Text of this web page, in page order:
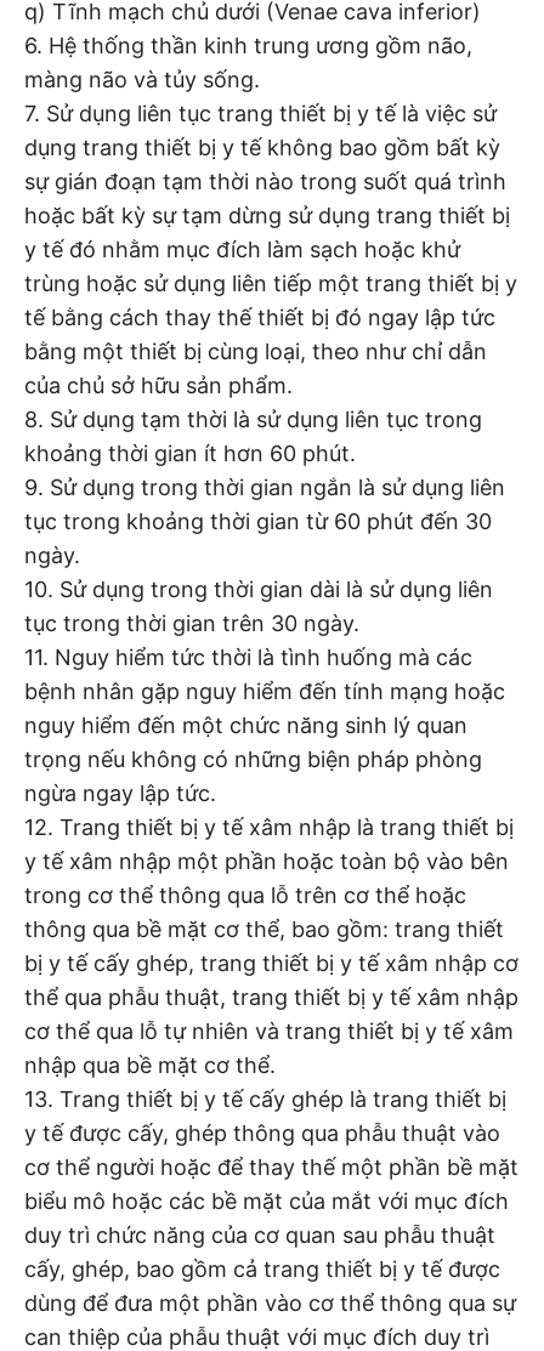
q) Tĩnh mạch chủ dưới (Venae cava inferior)
6. Hệ thống thần kinh trung ương gồm não,
màng não và tủy sống.
7. Sử dụng liên tục trang thiết bị y tế là việc sử
dụng trang thiết bị y tế không bao gồm bất kỳ
sự gián đoạn tạm thời nào trong suốt quá trình
hoặc bất kỳ sự tạm dừng sử dụng trang thiết bị
y tế đó nhằm mục đích làm sạch hoặc khử
trùng hoặc sử dụng liên tiếp một trang thiết bị y
tế bằng cách thay thế thiết bị đó ngay lập tức
bằng một thiết bị cùng loại, theo như chỉ dẫn
của chủ sở hữu sản phẩm.
8. Sử dụng tạm thời là sử dụng liên tục trong
khoảng thời gian ít hơn 60 phút.
9. Sử dụng trong thời gian ngắn là sử dụng liên
tục trong khoảng thời gian từ 60 phút đến 30
ngày.
10. Sử dụng trong thời gian dài là sử dụng liên
tục trong thời gian trên 30 ngày.
11. Nguy hiểm tức thời là tình huống mà các
bệnh nhân gặp nguy hiểm đến tính mạng hoặc
nguy hiểm đến một chức năng sinh lý quan
trọng nếu không có những biện pháp phòng
ngừa ngay lập tức.
12. Trang thiết bị y tế xâm nhập là trang thiết bị
y tế xâm nhập một phần hoặc toàn bộ vào bên
trong cơ thể thông qua lỗ trên cơ thể hoặc
thông qua bề mặt cơ thể, bao gồm: trang thiết
bị y tế cấy ghép, trang thiết bị y tế xâm nhập cơ
thể qua phẫu thuật, trang thiết bị y tế xâm nhập
cơ thể qua lỗ tự nhiên và trang thiết bị y tế xâm
nhập qua bề mặt cơ thể.
13. Trang thiết bị y tế cấy ghép là trang thiết bị
y tế được cấy, ghép thông qua phẫu thuật vào
cơ thể người hoặc để thay thế một phần bề mặt
biểu mô hoặc các bề mặt của mắt với mục đích
duy trì chức năng của cơ quan sau phẫu thuật
cấy, ghép, bao gồm cả trang thiết bị y tế được
dùng để đưa một phần vào cơ thể thông qua sự
can thiệp của phẫu thuật với mục đích duy trì